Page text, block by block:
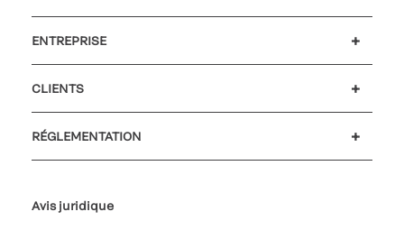
ENTREPRISE
CLIENTS
RÉGLEMENTATION
Avis juridique